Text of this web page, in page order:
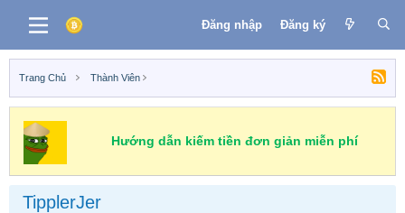
Đăng nhập Đăng ký
Trang Chủ Thành Viên
Hướng dẫn kiếm tiền đơn giản miễn phí
TipplerJer